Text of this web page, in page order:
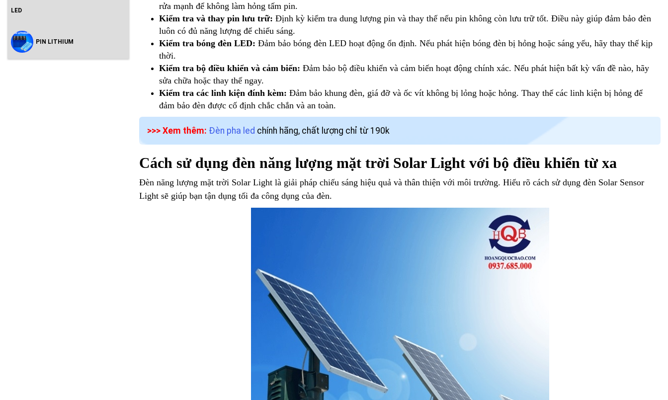
LED
PIN LITHIUM
rửa mạnh để không làm hỏng tấm pin.
Kiểm tra và thay pin lưu trữ:Định kỳ kiểm tra dung lượng pin và thay thế nếu pin không còn lưu trữ tốt. Điều này giúp đảm bảo đèn
luôn có đủ năng lượng để chiếu sáng.
Kiểm tra bóng đèn LED:Đảm bảo bóng đèn LED hoạt động ổn định. Nếu phát hiện bóng đèn bị hỏng hoặc sáng yếu, hãy thay thế kịp
thời.
Kiểm tra bộ điều khiển và cảm biến:Đảm bảo bộ điều khiển và cảm biến hoạt động chính xác. Nếu phát hiện bất kỳ vấn đề nào, hãy
sửa chữa hoặc thay thế ngay.
Kiểm tra các linh kiện đính kèm:Đảm bảo khung đèn, giá đỡ và ốc vít không bị lỏng hoặc hỏng. Thay thế các linh kiện bị hỏng để
đảm bảo đèn được cố định chắc chắn và an toàn.
>>> Xem thêm: Đèn pha led chính hãng, chất lượng chỉ từ 190k
Cách sử dụng đèn năng lượng mặt trời Solar Light với bộ điều khiển từ xa
Đèn năng lượng mặt trời Solar Light là giải pháp chiếu sáng hiệu quả và thân thiện với môi trường. Hiểu rõ cách sử dụng đèn Solar Sensor
Light sẽ giúp bạn tận dụng tối đa công dụng của đèn.